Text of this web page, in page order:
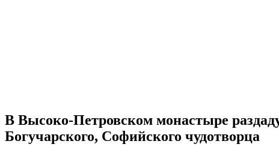
В Высоко-Петровском монастыре
Богучарского, Софийского чудотворца